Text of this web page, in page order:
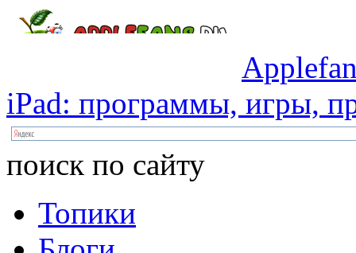
iPad: программы, игры,
поиск по сайту
Топики